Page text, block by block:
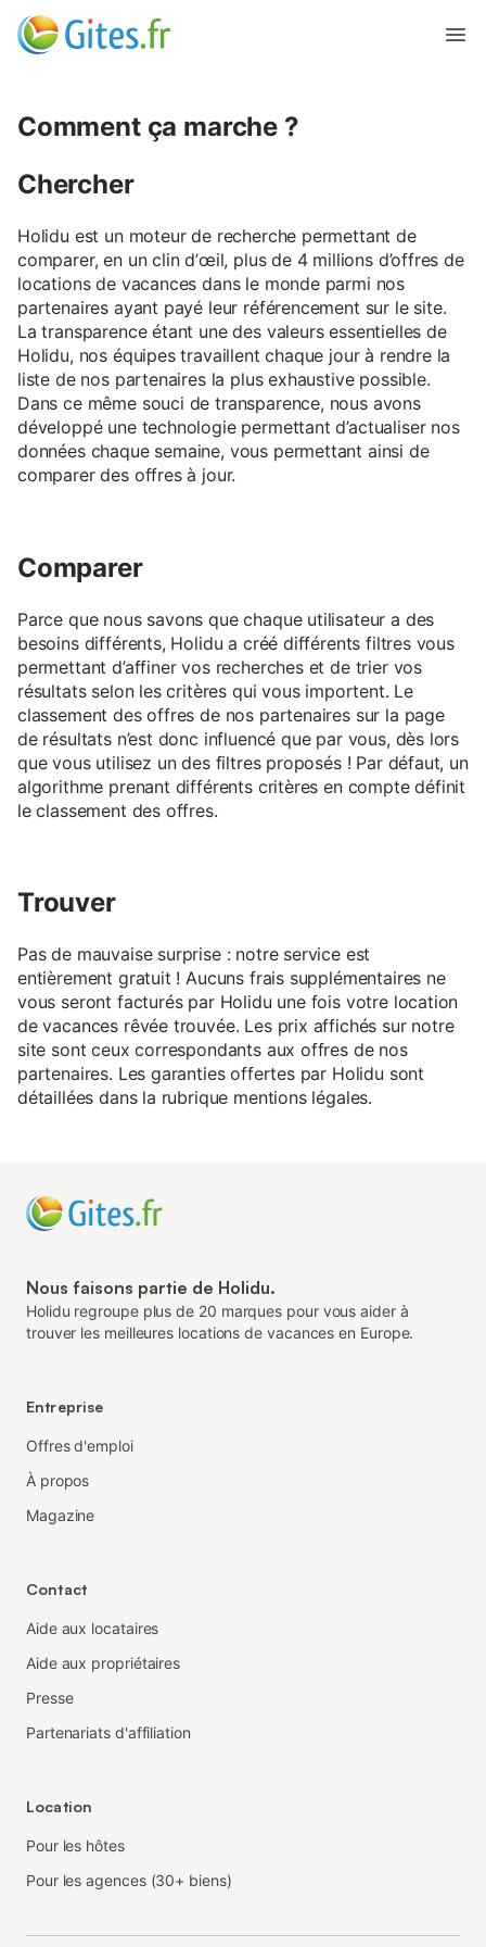
Comment ça marche ?
Chercher
Holidu est un moteur de recherche permettant de
comparer, en un clin d’œil, plus de 4 millions d’offres de
locations de vacances dans le monde parmi nos
partenaires ayant payé leur référencement sur le site.
La transparence étant une des valeurs essentielles de
Holidu, nos équipes travaillent chaque jour à rendre la
liste de nos partenaires la plus exhaustive possible.
Dans ce même souci de transparence, nous avons
développé une technologie permettant d’actualiser nos
données chaque semaine, vous permettant ainsi de
comparer des offres à jour.
Comparer
Parce que nous savons que chaque utilisateur a des
besoins différents, Holidu a créé différents filtres vous
permettant d’affiner vos recherches et de trier vos
résultats selon les critères qui vous importent. Le
classement des offres de nos partenaires sur la page
de résultats n’est donc influencé que par vous, dès lors
que vous utilisez un des filtres proposés ! Par défaut, un
algorithme prenant différents critères en compte définit
le classement des offres.
Trouver
Pas de mauvaise surprise : notre service est
entièrement gratuit ! Aucuns frais supplémentaires ne
vous seront facturés par Holidu une fois votre location
de vacances rêvée trouvée. Les prix affichés sur notre
site sont ceux correspondants aux offres de nos
partenaires. Les garanties offertes par Holidu sont
détaillées dans la rubrique mentions légales.
Nous faisons partie de Holidu.
Holidu regroupe plus de 20 marques pour vous aider à
trouver les meilleures locations de vacances en Europe.
Entreprise
Offres d'emploi
À propos
Magazine
Contact
Aide aux locataires
Aide aux propriétaires
Presse
Partenariats d'affiliation
Location
Pour les hôtes
Pour les agences (30+ biens)